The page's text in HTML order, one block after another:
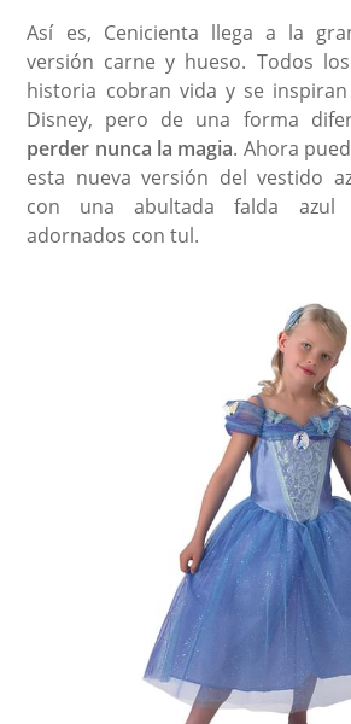
Así es, Cenicienta llega a la
versión carne y hueso. Todos
historia cobran vida y se
Disney, pero de una forma
perder nunca la magia. Ahora
esta nueva versión del vestido
con una abultada falda
adornados con tul.